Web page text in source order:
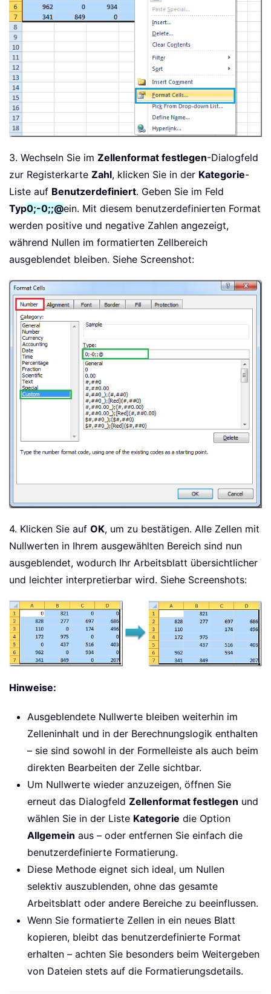
3. Wechseln Sie im Zellenformat festlegen-Dialogfeld
zur Registerkarte Zahl, klicken Sie in der Kategorie-
Liste auf Benutzerdefiniert. Geben Sie im Feld
Typ0;-0;;@ein. Mit diesem benutzerdefinierten Format
werden positive und negative Zahlen angezeigt,
während Nullen im formatierten Zellbereich
ausgeblendet bleiben. Siehe Screenshot:
4. Klicken Sie auf OK, um zu bestätigen. Alle Zellen mit
Nullwerten in Ihrem ausgewählten Bereich sind nun
ausgeblendet, wodurch Ihr Arbeitsblatt übersichtlicher
und leichter interpretierbar wird. Siehe Screenshots:
Hinweise:
Ausgeblendete Nullwerte bleiben weiterhin im
Zelleninhalt und in der Berechnungslogik enthalten
– sie sind sowohl in der Formelleiste als auch beim
direkten Bearbeiten der Zelle sichtbar.
Um Nullwerte wieder anzuzeigen, öffnen Sie
erneut das Dialogfeld Zellenformat festlegen und
wählen Sie in der Liste Kategorie die Option
Allgemein aus – oder entfernen Sie einfach die
benutzerdefinierte Formatierung.
Diese Methode eignet sich ideal, um Nullen
selektiv auszublenden, ohne das gesamte
Arbeitsblatt oder andere Bereiche zu beeinflussen.
Wenn Sie formatierte Zellen in ein neues Blatt
kopieren, bleibt das benutzerdefinierte Format
erhalten – achten Sie besonders beim Weitergeben
von Dateien stets auf die Formatierungsdetails.